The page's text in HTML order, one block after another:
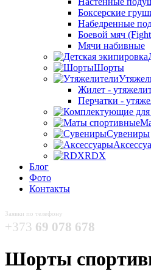
Боксерские
Набедренные
Боевой мяч
Мячи набивные
Шорты
Жилет -
Перчатки -
Сувениры
RDX
Блог
Фото
Контакты
Заявки по телефону
+373 69 078 678
Шорты